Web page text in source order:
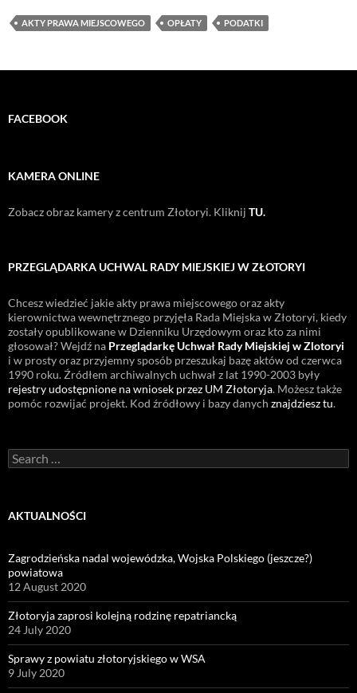
AKTY PRAWA MIEJSCOWEGO OPŁATY PODATKI
FACEBOOK
KAMERA ONLINE
Zobacz obraz kamery z centrum Złotoryi. Kliknij TU.
PRZEGLĄDARKA UCHWAL RADY MIEJSKIEJ W ZŁOTORYI
Chcesz wiedzieć jakie akty prawa miejscowego oraz akty
kierownictwa wewnętrznego przyjęła Rada Miejska w Złotoryi, kiedy
zostały opublikowane w Dzienniku Urzędowym oraz kto za nimi
głosował? Wejdź na Przeglądarkę Uchwał Rady Miejskiej w Zlotoryi
i w prosty oraz przyjemny sposób przeszukaj bazę aktów od czerwca
1990 roku. Źródłem archiwalnych uchwał z lat 1990-2003 były
rejestry udostępnione na wniosek przez UM Złotoryja. Możesz także
pomóc rozwijać projekt. Kod źródłowy i bazy danych znajdziesz tu.
Search
for:
AKTUALNOŚCI
Zagrodzieńska nadal wojewódzka, Wojska Polskiego (jeszcze?)
powiatowa
12 August 2020
Złotoryja zaprosi kolejną rodzinę repatriancką
24 July 2020
Sprawy z powiatu złotoryjskiego w WSA
9 July 2020